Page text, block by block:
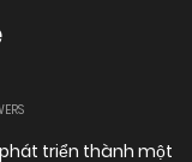
phát triển thành một